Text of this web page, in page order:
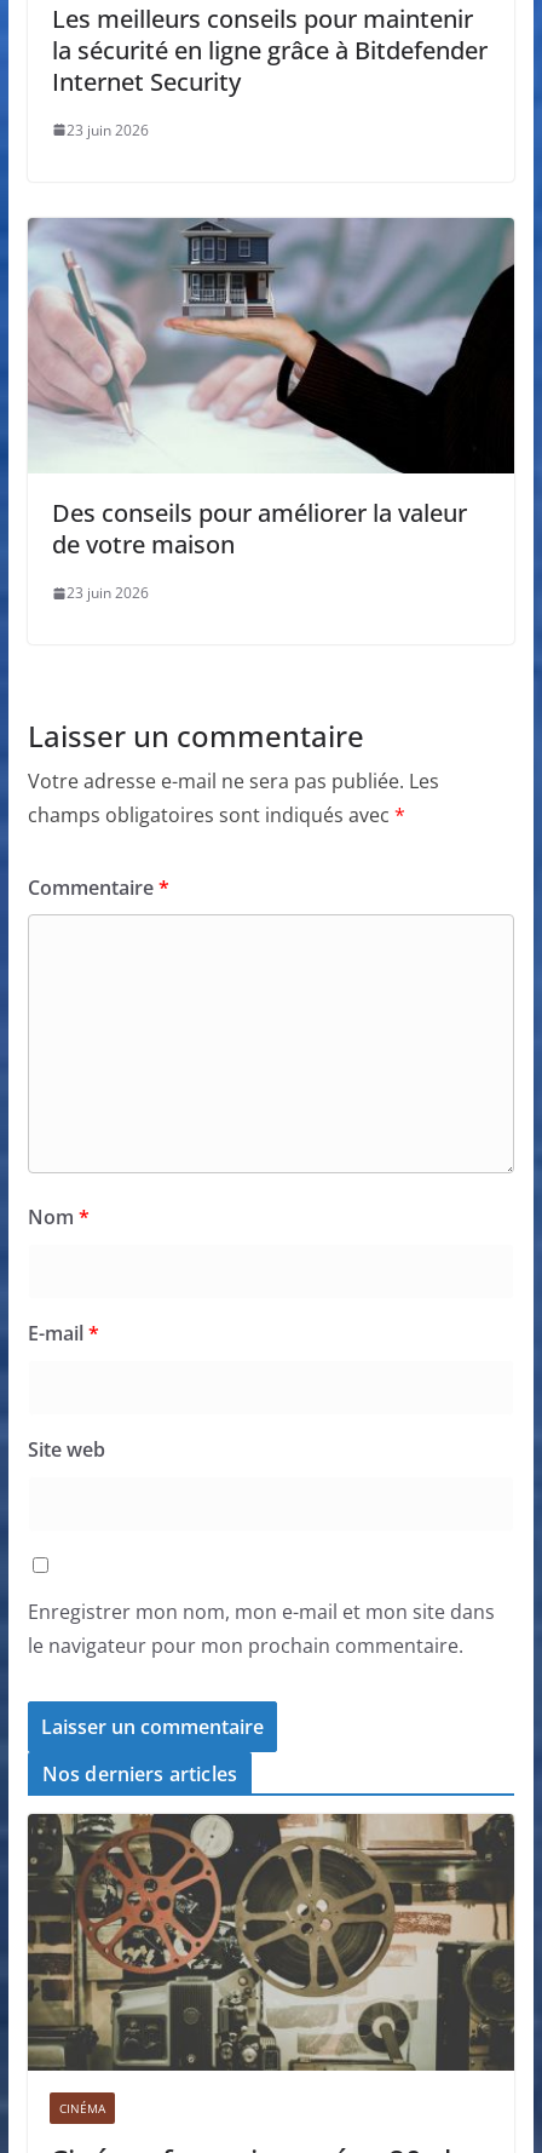
Les meilleurs conseils pour maintenir
la sécurité en ligne grâce à Bitdefender
Internet Security
23 juin 2026
Des conseils pour améliorer la valeur
de votre maison
23 juin 2026
Laisser un commentaire
Votre adresse e-mail ne sera pas publiée. Les
champs obligatoires sont indiqués avec *
Commentaire*
Nom *
E-mail*
Site web
Enregistrer mon nom, mon e-mail et mon site dans
le navigateur pour mon prochain commentaire.
Nos derniers articles
CINÉMA